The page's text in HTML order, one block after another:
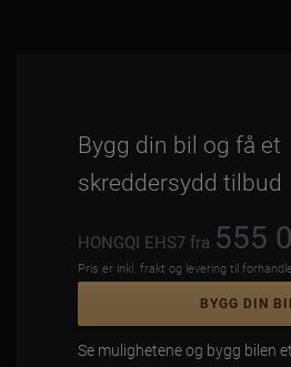
Bygg din bil og få et
skreddersydd tilbud
HONGQI EHS7 fra 555
Pris er inkl. frakt og levering til
BYGG DIN
Se mulighetene og bygg bilen